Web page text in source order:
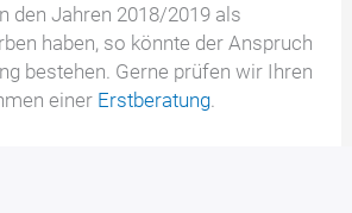
den Jahren 2018/2019 als
haben, so könnte der Anspruch
bestehen. Gerne prüfen wir Ihren
einer Erstberatung